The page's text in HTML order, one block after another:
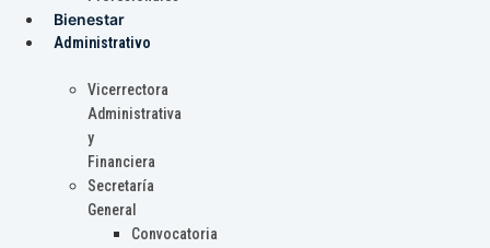
Bienestar
Administrativo
Vicerrectora
Administrativa
y
Financiera
Secretaría
General
Convocatoria